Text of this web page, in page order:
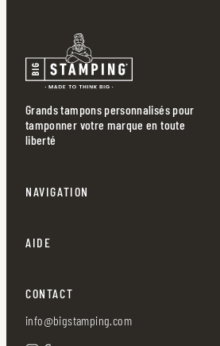
Grands tampons personnalisés pour
tamponner votre marque en toute
liberté
NAVIGATION
AIDE
CONTACT
info@bigstamping.com